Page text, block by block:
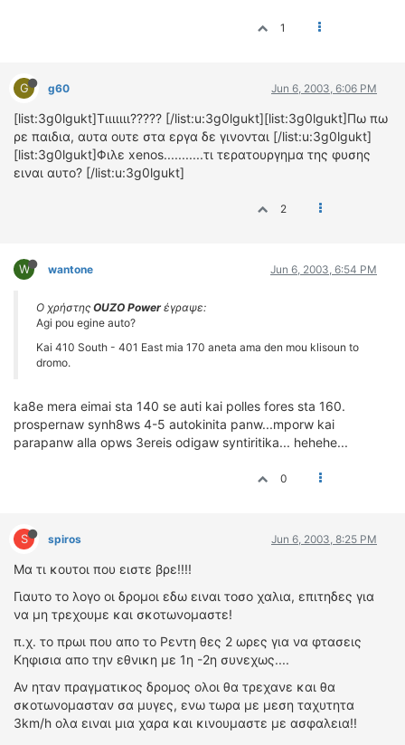
1
G g60 Jun 6, 2003, 6:06 PM
[list:3g0lgukt]Τιιιιιιι????? [/list:u:3g0lgukt][list:3g0lgukt]Πω πω
ρε παιδια, αυτα ουτε στα εργα δε γινονται [/list:u:3g0lgukt]
[list:3g0lgukt]Φιλε xenos...........τι τερατουργημα της φυσης
ειναι αυτο? [/list:u:3g0lgukt]
2
W wantone Jun 6, 2003, 6:54 PM
Ο χρήστης OUZO Power έγραψε:
Agi pou egine auto?
Kai 410 South - 401 East mia 170 aneta ama den mou klisoun to
dromo.
ka8e mera eimai sta 140 se auti kai polles fores sta 160.
prospernaw synh8ws 4-5 autokinita panw...mporw kai
parapanw alla opws 3ereis odigaw syntiritika... hehehe...
0
S spiros Jun 6, 2003, 8:25 PM
Μα τι κουτοι που ειστε βρε!!!!
Γιαυτο το λογο οι δρομοι εδω ειναι τοσο χαλια, επιτηδες για
να μη τρεχουμε και σκοτωνομαστε!
π.χ. το πρωι που απο το Ρεντη θες 2 ωρες για να φτασεις
Κηφισια απο την εθνικη με 1η -2η συνεχως....
Αν ηταν πραγματικος δρομος ολοι θα τρεχανε και θα
σκοτωνομασταν σα μυγες, ενω τωρα με μεση ταχυτητα
3km/h ολα ειναι μια χαρα και κινουμαστε με ασφαλεια!!